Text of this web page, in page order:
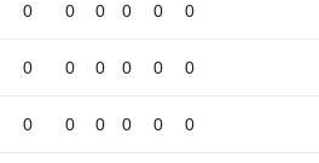
0 0 0 0 0 0
0 0 0 0 0 0
0 0 0 0 0 0